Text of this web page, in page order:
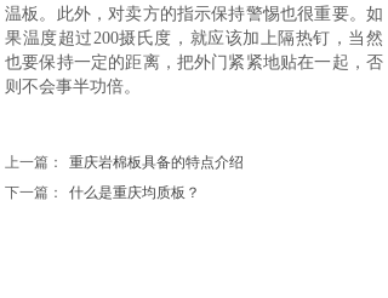
温板。此外，对卖方的指示保持警惕也很重要。如
果温度超过200摄氏度，就应该加上隔热钉，当然
也要保持一定的距离，把外门紧紧地贴在一起，否
则不会事半功倍。
上一篇：
重庆岩棉板具备的特点介绍
下一篇：
什么是重庆均质板？